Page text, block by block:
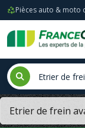
Pièces auto & moto